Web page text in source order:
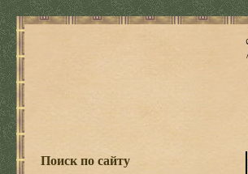
Поиск по сайту